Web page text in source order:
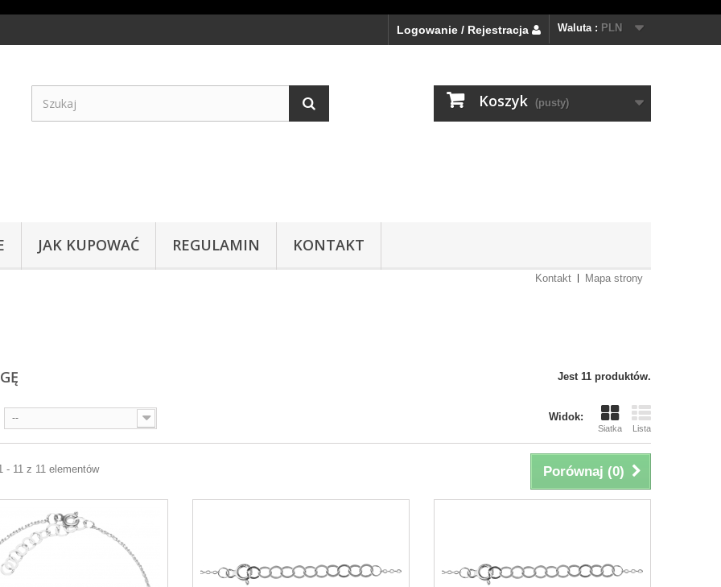
Waluta : PLN
Logowanie / Rejestracja
Koszyk (pusty)
JAK KUPOWAĆ REGULAMIN KONTAKT
Kontakt Mapa strony
Jest 11 produktów.
Widok:
Siatka Lista
--
Porównaj (0)
- 11 z 11 elementów